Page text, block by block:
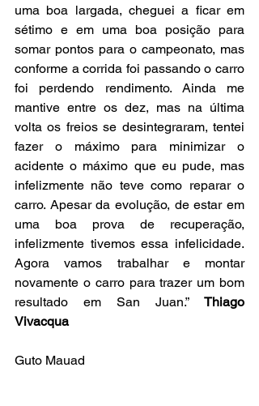
uma boa largada, cheguei a ficar em
sétimo e em uma boa posição para
somar pontos para o campeonato, mas
conforme a corrida foi passando o carro
foi perdendo rendimento. Ainda me
mantive entre os dez, mas na última
volta os freios se desintegraram, tentei
fazer o máximo para minimizar o
acidente o máximo que eu pude, mas
infelizmente não teve como reparar o
carro. Apesar da evolução, de estar em
uma boa prova de recuperação,
infelizmente tivemos essa infelicidade.
Agora vamos trabalhar e montar
novamente o carro para trazer um bom
resultado em San Juan.” Thiago
Vivacqua
Guto Mauad